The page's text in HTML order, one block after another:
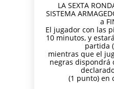
LA SEXTA
SISTEMA
a
El jugador con las
10 minutos, y
partida
mientras que el
negras dispondrá
(1 punto) en